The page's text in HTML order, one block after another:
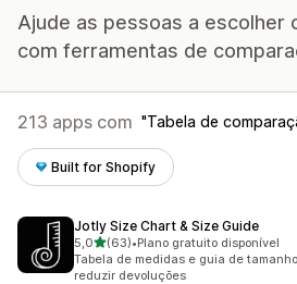
Ajude as pessoas a escolher
com ferramentas de
213 apps com Tabela de
Built for Shopify
Jotly Size Chart & Size Guide
5,0de 5 estrelas
(63)
63 avaliações ao todo
•Plano gratuito disponível
Tabela de medidas e guia de
reduzir devoluções